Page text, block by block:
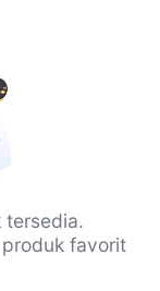
tersedia.
favorit